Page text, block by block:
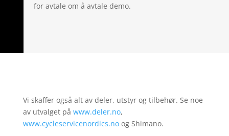
for avtale om å avtale demo.
Vi skaffer også alt av deler, utstyr og tilbehør. Se noe
av utvalget på www.deler.no,
www.cycleservicenordics.noog Shimano.